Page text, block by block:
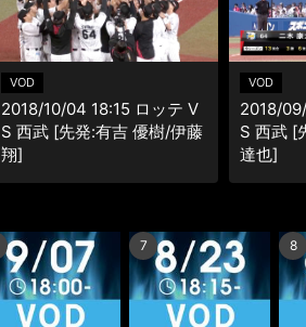
VOD
2018/10/04 18:15 ロッテ V
S 西武 [先発:有吉 優樹/伊藤
翔]
VOD
2018/
S 西武 [
達也]
7 8